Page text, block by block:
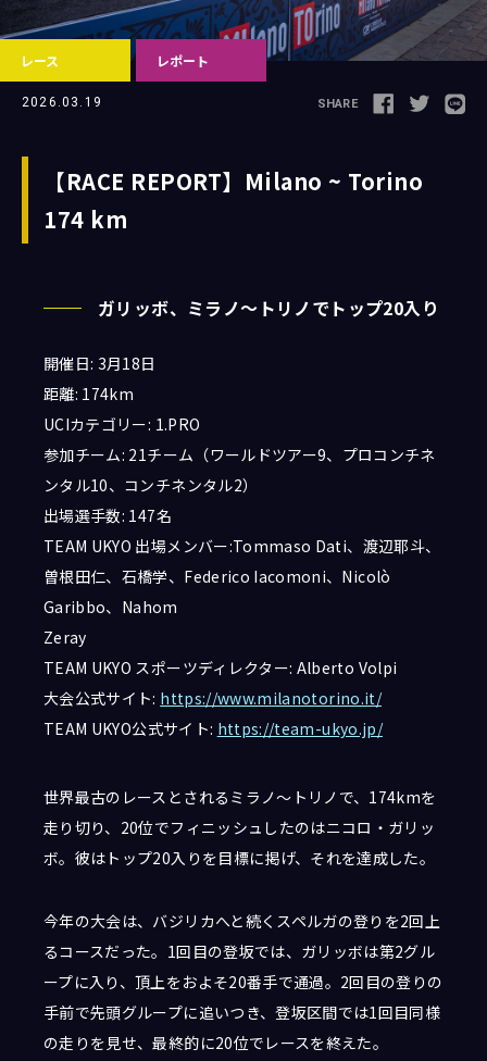
Follow us
レース レポート
2026.03.19 SHARE
【RACE REPORT】Milano ~ Torino
174 km
ガリッボ、ミラノ〜トリノでトップ20入り
開催日: 3月18日
距離: 174km
UCIカテゴリー: 1.PRO
参加チーム: 21チーム（ワールドツアー9、プロコンチネ
ンタル10、コンチネンタル2）
出場選手数: 147名
TEAM UKYO 出場メンバー:Tommaso Dati、渡辺耶斗、
曽根田仁、石橋学、Federico Iacomoni、Nicolò
Garibbo、Nahom
Zeray
TEAM UKYO スポーツディレクター: Alberto Volpi
大会公式サイト: https://www.milanotorino.it/
TEAM UKYO公式サイト: https://team-ukyo.jp/
世界最古のレースとされるミラノ〜トリノで、174kmを
走り切り、20位でフィニッシュしたのはニコロ・ガリッ
ボ。彼はトップ20入りを目標に掲げ、それを達成した。
今年の大会は、バジリカへと続くスペルガの登りを2回上
るコースだった。1回目の登坂では、ガリッボは第2グル
ープに入り、頂上をおよそ20番手で通過。2回目の登りの
手前で先頭グループに追いつき、登坂区間では1回目同様
の走りを見せ、最終的に20位でレースを終えた。